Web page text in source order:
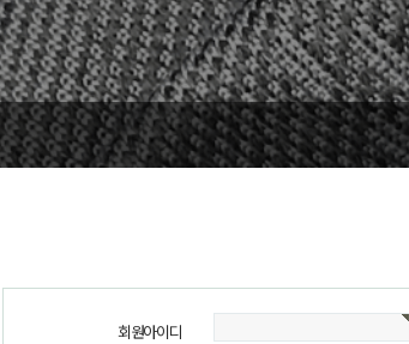
회원아이디